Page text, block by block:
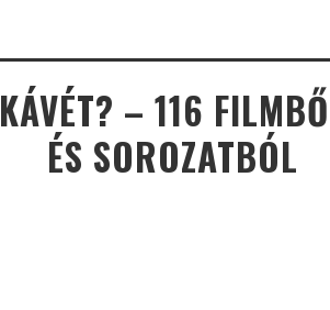
KÁVÉT? – 116
ÉS SOROZATBÓL